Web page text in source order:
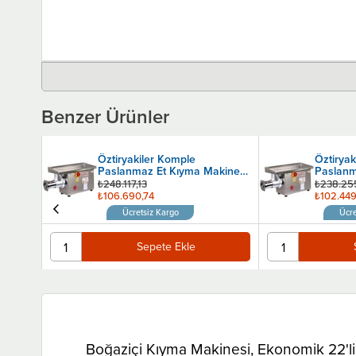
Benzer Ürünler
Öztiryakiler Komple
Paslanmaz Et Kıyma Makinesi
32 Lik Monofaze
₺106.690,74
₺248.117,13
Sepete Ekle
Ücretsiz Kargo
32 Lik
Boğaziçi Kıyma Makinesi, Ekonomik